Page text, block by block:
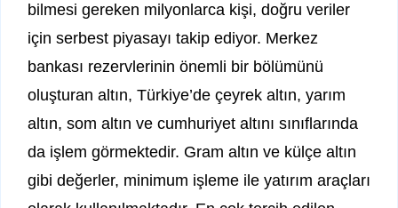
bilmesi gereken milyonlarca kişi, doğru veriler
için serbest piyasayı takip ediyor. Merkez
bankası rezervlerinin önemli bir bölümünü
oluşturan altın, Türkiye’de çeyrek altın, yarım
altın, som altın ve cumhuriyet altını sınıflarında
da işlem görmektedir. Gram altın ve külçe altın
gibi değerler, minimum işleme ile yatırım araçları